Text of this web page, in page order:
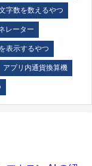
字数を数えるやつ
レーター
表示するやつ
アプリ内通貨換算機